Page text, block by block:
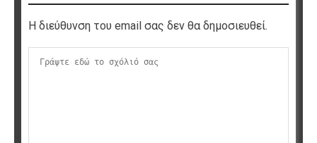
Η διεύθυνση του email σας δεν θα δημοσιευθεί.